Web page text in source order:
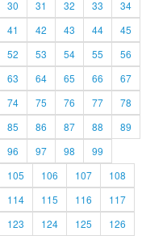
30 31 32 33
34
41 42 43 44
45
52 53 54 55
56
63 64 65 66
67
74 75 76 77
78
85 86 87 88
89
96 97 98
99
105 106 107
108
114 115 116
117
123 124 125
126